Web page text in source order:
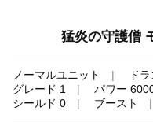
猛炎の守護僧
ノーマルユニット ド
グレード 1
パワー
シールド 0
ブースト